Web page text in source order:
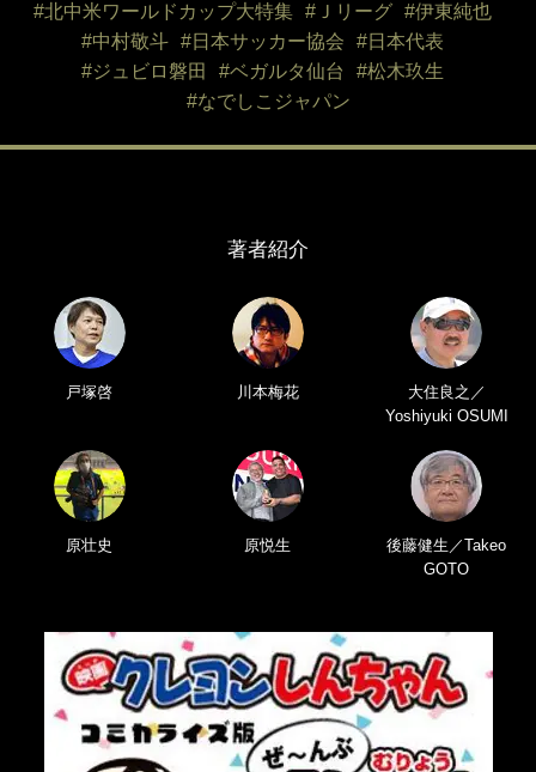
#北中米ワールドカップ大特集 #Ｊリーグ
#伊東純也
#中村敬斗
#日本サッカー協会
#日本代表
#ジュビロ磐田
#ベガルタ仙台
#松木玖生
#なでしこジャパン
著者紹介
戸塚啓 川本梅花
大住良之／
Yoshiyuki OSUMI
原壮史 原悦生
後藤健生／Takeo
GOTO